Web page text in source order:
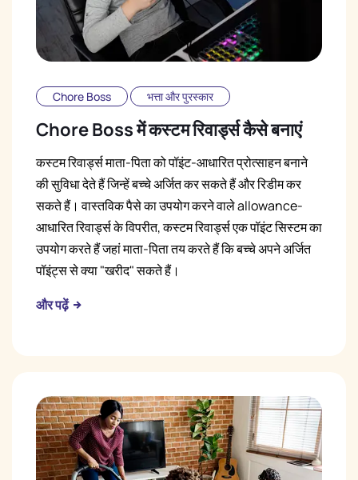
Chore Boss भत्ता और पुरस्कार
Chore Boss में कस्टम रिवार्ड्स कैसे बनाएं
कस्टम रिवार्ड्स माता-पिता को पॉइंट-आधारित प्रोत्साहन बनाने
की सुविधा देते हैं जिन्हें बच्चे अर्जित कर सकते हैं और रिडीम कर
सकते हैं। वास्तविक पैसे का उपयोग करने वाले allowance-
आधारित रिवार्ड्स के विपरीत, कस्टम रिवार्ड्स एक पॉइंट सिस्टम का
उपयोग करते हैं जहां माता-पिता तय करते हैं कि बच्चे अपने अर्जित
पॉइंट्स से क्या "खरीद" सकते हैं।
और पढ़ें